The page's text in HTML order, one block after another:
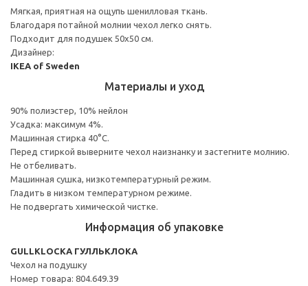
Мягкая, приятная на ощупь шенилловая ткань.
Благодаря потайной молнии чехол легко снять.
Подходит для подушек 50x50 см.
Дизайнер:
IKEA of Sweden
Материалы и уход
90% полиэстер, 10% нейлон
Усадка: максимум 4%.
Машинная стирка 40°С.
Перед стиркой выверните чехол наизнанку и застегните молнию.
Не отбеливать.
Машинная сушка, низкотемпературный режим.
Гладить в низком температурном режиме.
Не подвергать химической чистке.
Информация об упаковке
GULLKLOCKA ГУЛЛЬКЛОКА
Чехол на подушку
Номер товара: 804.649.39